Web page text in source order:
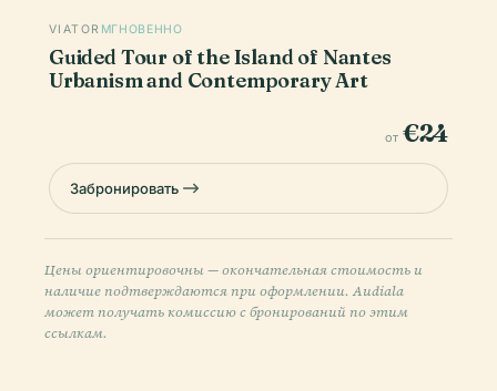
VIATOR МГНОВЕННО
Guided Tour of the Island of Nantes
Urbanism and Contemporary Art
от €24
Забронировать
Цены ориентировочны — окончательная стоимость и
наличие подтверждаются при оформлении. Audiala
может получать комиссию с бронирований по этим
ссылкам.